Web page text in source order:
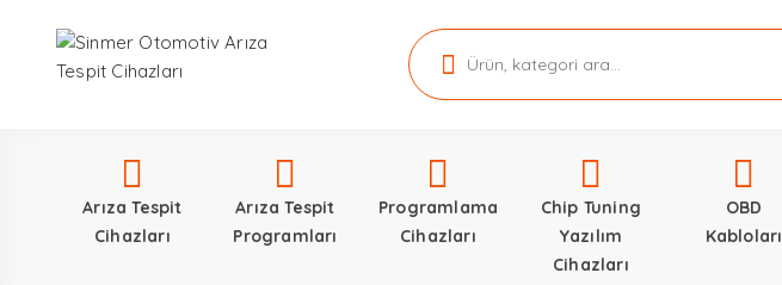
Arıza Tespit
Cihazları
Arıza Tespit
Programları
Programlama
Cihazları
Chip Tuning
Yazılım
Cihazları
OBD
Kabloları